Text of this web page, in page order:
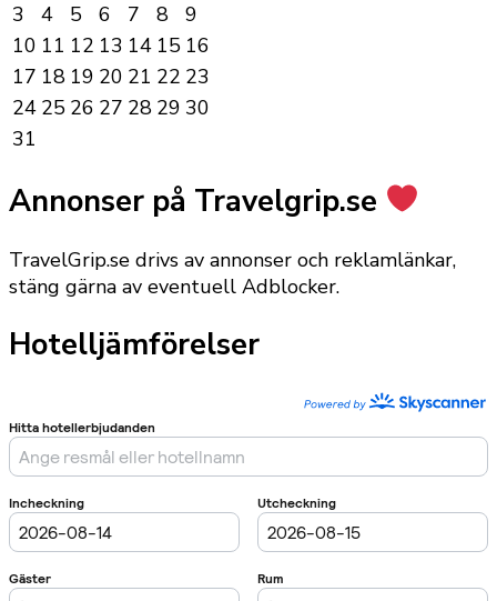
3
4 5 6 7 8
9
10 11 12 13 14 15 16
17 18 19 20 21 22 23
24 25 26 27 28 29 30
31
Annonser på Travelgrip.se
TravelGrip.se drivs av annonser och reklamlänkar,
stäng gärna av eventuell Adblocker.
Hotelljämförelser